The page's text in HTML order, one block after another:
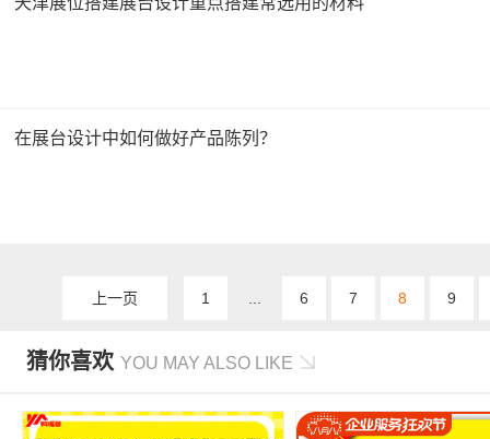
在展台设计中如何做好产品陈列？
上一页 1 6 7 8 9
猜你喜欢 YOU MAY ALSO LIKE